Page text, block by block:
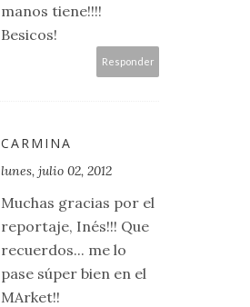
manos tiene!!!!
Besicos!
Responder
CARMINA
lunes, julio 02, 2012
Muchas gracias por el
reportaje, Inés!!! Que
recuerdos... me lo
pase súper bien en el
MArket!!